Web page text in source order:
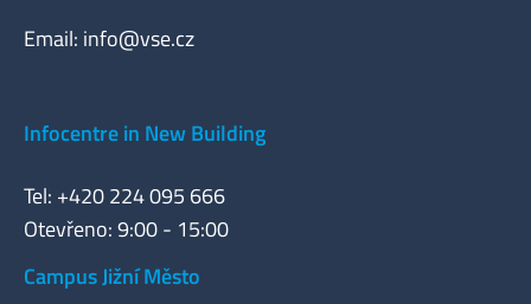
Email: info@vse.cz
Infocentre in New Building
Tel: +420 224 095 666
Otevřeno: 9:00 - 15:00
Campus Jižní Město